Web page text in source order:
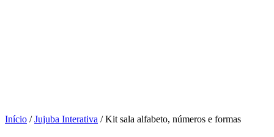
Início /Jujuba Interativa / Kit sala alfabeto, números e formas